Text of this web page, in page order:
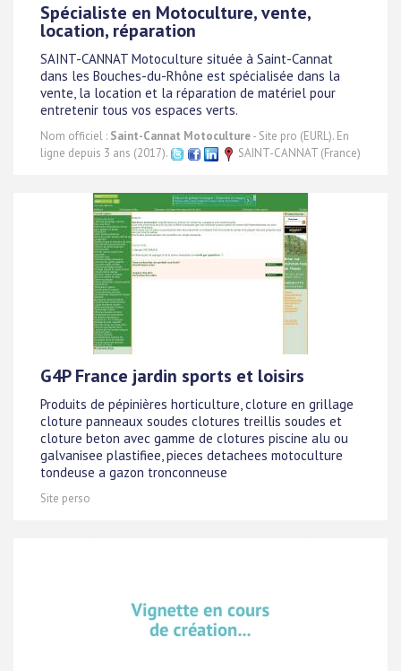
Spécialiste en Motoculture, vente,
location, réparation
SAINT-CANNAT Motoculture située à Saint-Cannat
dans les Bouches-du-Rhône est spécialisée dans la
vente, la location et la réparation de matériel pour
entretenir tous vos espaces verts.
Nom officiel : Saint-Cannat Motoculture- Site pro (EURL). En
ligne depuis 3 ans (2017).
SAINT-CANNAT (France)
G4P France jardin sports et loisirs
Produits de pépinières horticulture, cloture en grillage
cloture panneaux soudes clotures treillis soudes et
cloture beton avec gamme de clotures piscine alu ou
galvanisee plastifiee, pieces detachees motoculture
tondeuse a gazon tronconneuse
Site perso